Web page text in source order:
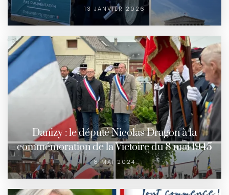
13 JANVIER 2026
Danizy : le député Nicolas Dragon à la
commémoration de la Victoire du 8 mai 1945
8 MAI 2024